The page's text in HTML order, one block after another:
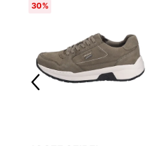
30%